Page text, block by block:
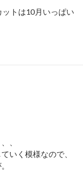
トは10月いっぱい
、
いく模様なので、